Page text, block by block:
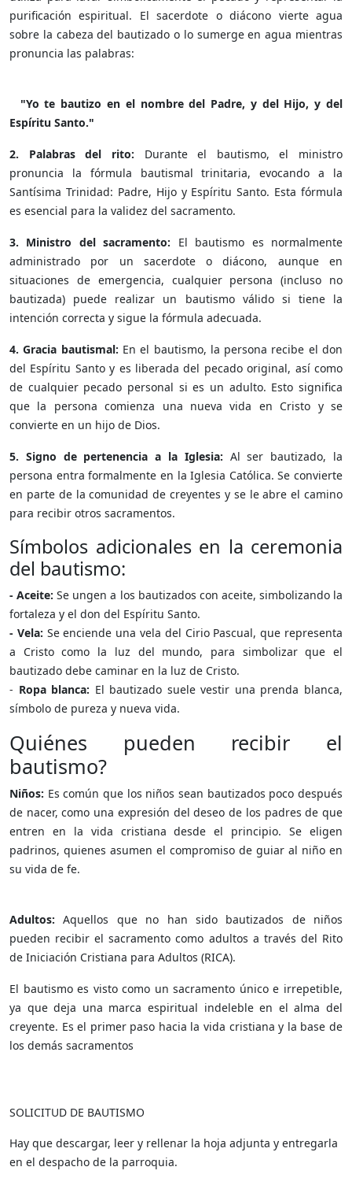
purificación espiritual. El sacerdote o diácono vierte agua
sobre la cabeza del bautizado o lo sumerge en agua mientras
pronuncia las palabras:
"Yo te bautizo en el nombre del Padre, y del Hijo, y del
Espíritu Santo."
2. Palabras del rito: Durante el bautismo, el ministro
pronuncia la fórmula bautismal trinitaria, evocando a la
Santísima Trinidad: Padre, Hijo y Espíritu Santo. Esta fórmula
es esencial para la validez del sacramento.
3. Ministro del sacramento: El bautismo es normalmente
administrado por un sacerdote o diácono, aunque en
situaciones de emergencia, cualquier persona (incluso no
bautizada) puede realizar un bautismo válido si tiene la
intención correcta y sigue la fórmula adecuada.
4. Gracia bautismal: En el bautismo, la persona recibe el don
del Espíritu Santo y es liberada del pecado original, así como
de cualquier pecado personal si es un adulto. Esto significa
que la persona comienza una nueva vida en Cristo y se
convierte en un hijo de Dios.
5. Signo de pertenencia a la Iglesia: Al ser bautizado, la
persona entra formalmente en la Iglesia Católica. Se convierte
en parte de la comunidad de creyentes y se le abre el camino
para recibir otros sacramentos.
Símbolos adicionales en la ceremonia
del bautismo:
- Aceite: Se ungen a los bautizados con aceite, simbolizando la
fortaleza y el don del Espíritu Santo.
- Vela: Se enciende una vela del Cirio Pascual, que representa
a Cristo como la luz del mundo, para simbolizar que el
bautizado debe caminar en la luz de Cristo.
- Ropa blanca: El bautizado suele vestir una prenda blanca,
símbolo de pureza y nueva vida.
Quiénes pueden recibir el
bautismo?
Niños: Es común que los niños sean bautizados poco después
de nacer, como una expresión del deseo de los padres de que
entren en la vida cristiana desde el principio. Se eligen
padrinos, quienes asumen el compromiso de guiar al niño en
su vida de fe.
Adultos: Aquellos que no han sido bautizados de niños
pueden recibir el sacramento como adultos a través del Rito
de Iniciación Cristiana para Adultos (RICA).
El bautismo es visto como un sacramento único e irrepetible,
ya que deja una marca espiritual indeleble en el alma del
creyente. Es el primer paso hacia la vida cristiana y la base de
los demás sacramentos
SOLICITUD DE BAUTISMO
Hay que descargar, leer y rellenar la hoja adjunta y entregarla
en el despacho de la parroquia.